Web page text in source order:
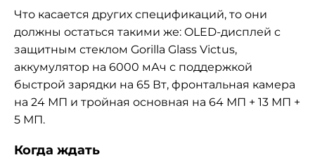
Что касается других спецификаций, то они
должны остаться такими же: OLED-дисплей с
защитным стеклом Gorilla Glass Victus,
аккумулятор на 6000 мАч с поддержкой
быстрой зарядки на 65 Вт, фронтальная камера
на 24 МП и тройная основная на 64 МП + 13 МП +
5 МП.
Когда ждать